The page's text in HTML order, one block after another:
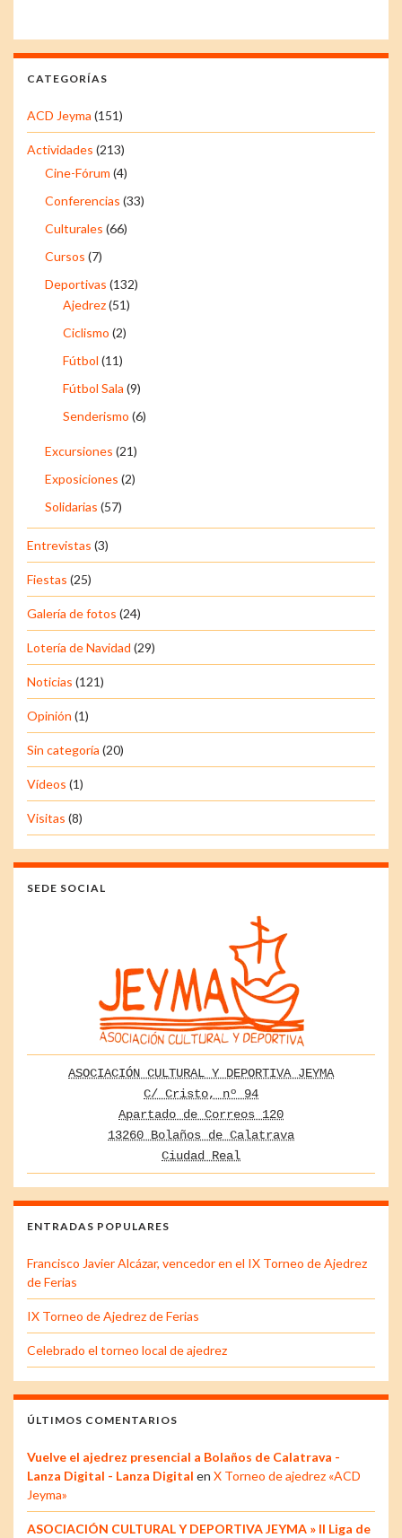
CATEGORÍAS
ACD Jeyma (151)
Actividades (213)
Cine-Fórum (4)
Conferencias (33)
Culturales (66)
Cursos (7)
Deportivas (132)
Ajedrez(51)
Ciclismo (2)
Fútbol (11)
Fútbol Sala (9)
Senderismo (6)
Excursiones (21)
Exposiciones (2)
Solidarias (57)
Entrevistas (3)
Fiestas (25)
Galería de fotos (24)
Lotería de Navidad (29)
Noticias (121)
Opinión (1)
Sin categoría (20)
Vídeos (1)
Visitas (8)
SEDE SOCIAL
ASOCIACIÓN CULTURAL Y DEPORTIVA JEYMA
C/ Cristo, nº 94
Apartado de Correos 120
13260 Bolaños de Calatrava
Ciudad Real
ENTRADAS POPULARES
Francisco Javier Alcázar, vencedor en el IX Torneo de Ajedrez
de Ferias
IX Torneo de Ajedrez de Ferias
Celebrado el torneo local de ajedrez
ÚLTIMOS COMENTARIOS
Vuelve el ajedrez presencial a Bolaños de Calatrava -
Lanza Digital - Lanza Digital en X Torneo de ajedrez «ACD
Jeyma»
ASOCIACIÓN CULTURAL Y DEPORTIVA JEYMA » II Liga de